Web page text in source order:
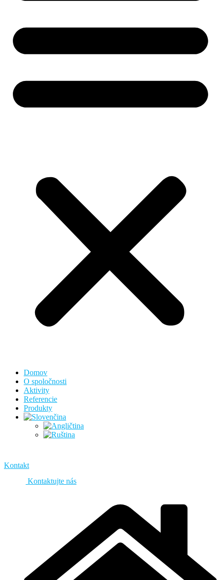
Domov
O spoločnosti
Aktivity
Referencie
Produkty
Kontakt
Kontaktujte nás